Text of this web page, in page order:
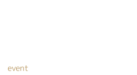
event